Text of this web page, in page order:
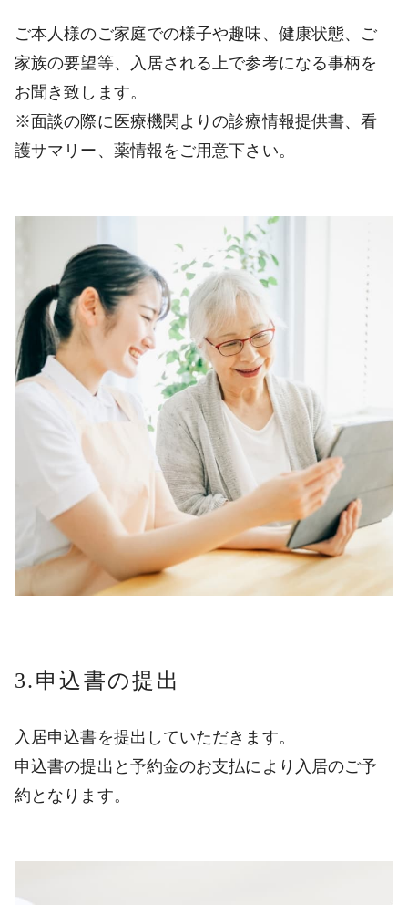
ご本人様のご家庭での様子や趣味、健康状態、ご
家族の要望等、入居される上で参考になる事柄を
お聞き致します。
※面談の際に医療機関よりの診療情報提供書、看
護サマリー、薬情報をご用意下さい。
3.申込書の提出
入居申込書を提出していただきます。
申込書の提出と予約金のお支払により入居のご予
約となります。